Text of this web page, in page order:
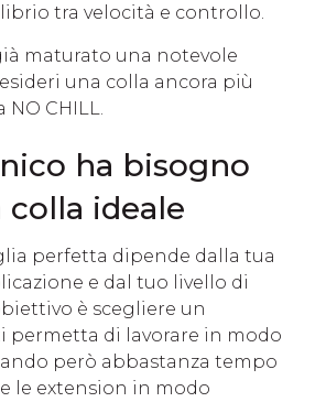
tra velocità e controllo.
maturato una notevole
una colla ancora più
CHILL.
ha bisogno
colla ideale
perfetta dipende dalla tua
e dal tuo livello di
è scegliere un
permetta di lavorare in modo
però abbastanza tempo
le extension in modo